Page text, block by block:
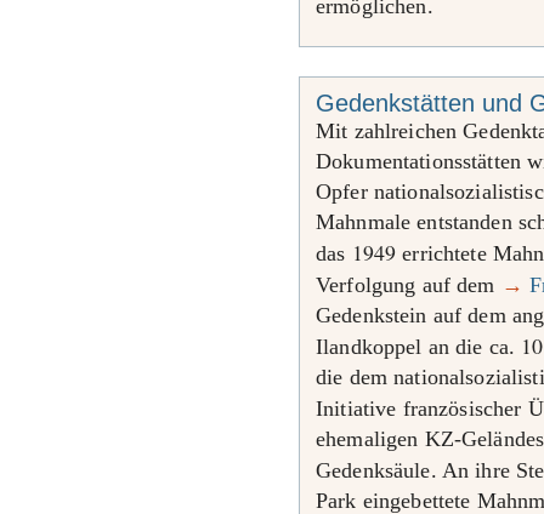
ermöglichen.
Gedenkstätten und
Mit zahlreichen
Dokumentationsstätten
Opfer
Mahnmale entstanden
das 1949 errichtete
Verfolgung auf dem →
Gedenkstein auf dem
Ilandkoppel an die ca. 10
die dem
Initiative französischer
ehemaligen KZ-
Gedenksäule. An ihre
Park eingebettete